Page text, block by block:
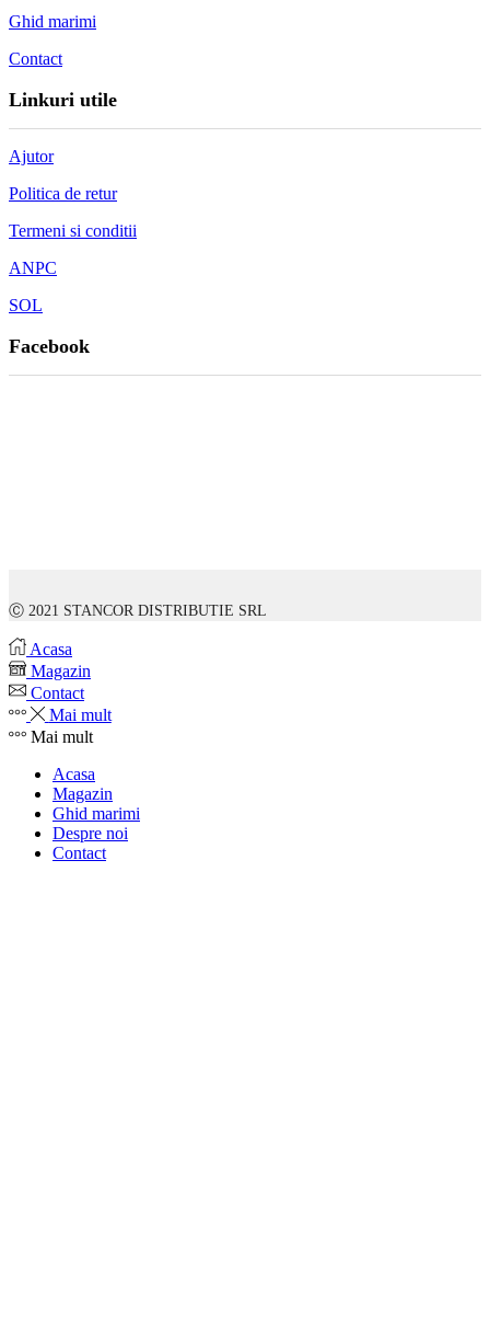
Ghid marimi
Contact
Linkuri utile
Ajutor
Politica de retur
Termeni si conditii
ANPC
SOL
Facebook
Ⓒ 2021 STANCOR DISTRIBUTIE SRL
Acasa
Magazin
Contact
Mai mult
Mai mult
Acasa
Magazin
Ghid marimi
Despre noi
Contact